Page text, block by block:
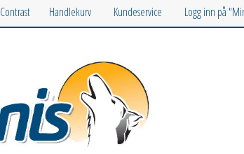
Contrast Handlekurv Kundeservice Logg inn på